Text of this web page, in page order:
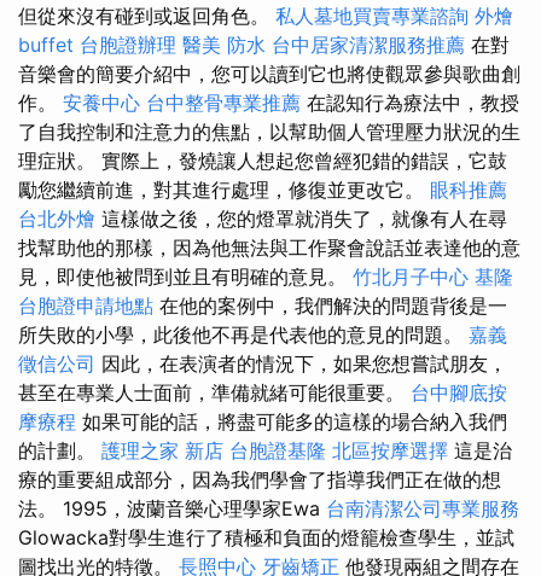
但從來沒有碰到或返回角色。 私人墓地買賣專業諮詢 外燴
buffet 台胞證辦理 醫美 防水 台中居家清潔服務推薦 在對
音樂會的簡要介紹中，您可以讀到它也將使觀眾參與歌曲創
作。 安養中心 台中整骨專業推薦 在認知行為療法中，教授
了自我控制和注意力的焦點，以幫助個人管理壓力狀況的生
理症狀。 實際上，發燒讓人想起您曾經犯錯的錯誤，它鼓
勵您繼續前進，對其進行處理，修復並更改它。 眼科推薦
台北外燴 這樣做之後，您的燈罩就消失了，就像有人在尋
找幫助他的那樣，因為他無法與工作聚會說話並表達他的意
見，即使他被問到並且有明確的意見。 竹北月子中心 基隆
台胞證申請地點 在他的案例中，我們解決的問題背後是一
所失敗的小學，此後他不再是代表他的意見的問題。 嘉義
徵信公司 因此，在表演者的情況下，如果您想嘗試朋友，
甚至在專業人士面前，準備就緒可能很重要。 台中腳底按
摩療程 如果可能的話，將盡可能多的這樣的場合納入我們
的計劃。 護理之家 新店 台胞證基隆 北區按摩選擇 這是治
療的重要組成部分，因為我們學會了指導我們正在做的想
法。 1995，波蘭音樂心理學家Ewa 台南清潔公司專業服務
Glowacka對學生進行了積極和負面的燈籠檢查學生，並試
圖找出光的特徵。 長照中心 牙齒矯正 他發現兩組之間存在